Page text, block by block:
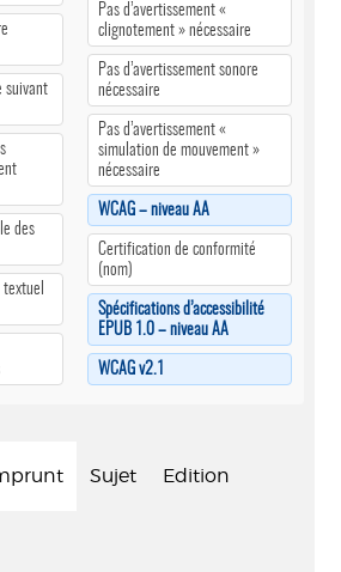
suivant
des
Pas d’avertissement «
clignotement » nécessaire
Pas d’avertissement sonore
nécessaire
Pas d’avertissement «
simulation de mouvement »
nécessaire
WCAG – niveau AA
Certification de conformité
(nom)
Spécifications d’accessibilité
EPUB 1.0 – niveau AA
WCAG v2.1
Sujet Edition